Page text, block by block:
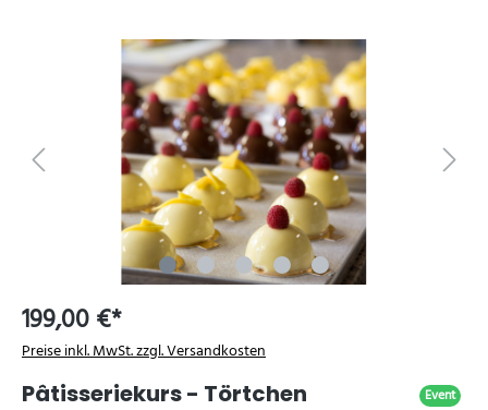
199,00 €*
Preise inkl. MwSt. zzgl. Versandkosten
Pâtisseriekurs - Törtchen Event